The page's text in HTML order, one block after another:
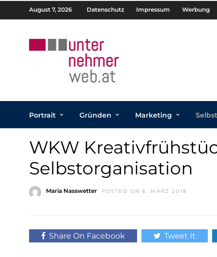
August 7, 2026 Datenschutz Impressum Werbung
Portrait Gründen Marketing
WKW
Selbstorganisation
Maria Nasswetter POSTED ON 6. MÄRZ 2018
Share On Facebook Tweet It